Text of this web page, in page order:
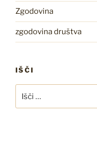
Zgodovina
zgodovina društva
IŠČI